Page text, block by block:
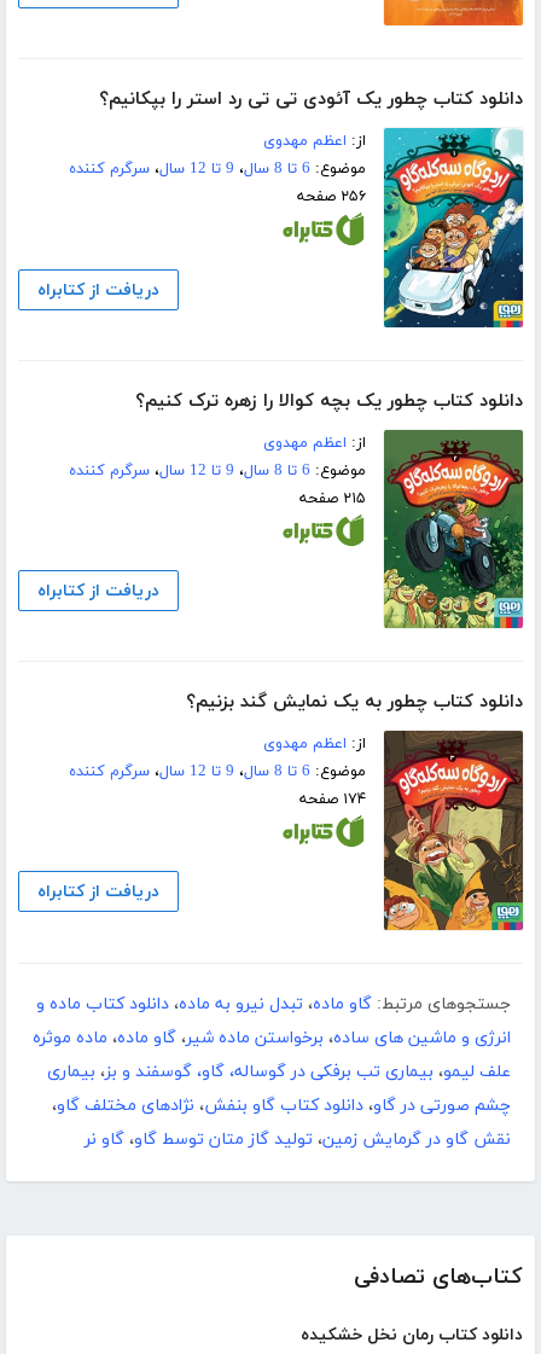
کتاب‌های تصادفی
دانلود کتاب رمان نخل خشکیده
دانلود کتاب چطور یک آئودی تی تی رد استر را بپکانیم؟
از: اعظم مهدوی
موضوع: 6 تا 8 سال ، 9 تا 12 سال ،سرگرم کننده
۲۵۶ صفحه
دریافت از کتابراه
دانلود کتاب چطور یک بچه‌ کوالا را زهره ترک کنیم؟
از: اعظم مهدوی
موضوع: 6 تا 8 سال ، 9 تا 12 سال ،سرگرم کننده
۲۱۵ صفحه
دریافت از کتابراه
دانلود کتاب چطور به یک نمایش گند بزنیم؟
از: اعظم مهدوی
موضوع: 6 تا 8 سال ، 9 تا 12 سال ،سرگرم کننده
۱۷۴ صفحه
دریافت از کتابراه
جستجوهای مرتبط: گاو ماده، تبدل نیرو به ماده، دانلود کتاب ماده و
انرژی و ماشین های ساده، برخواستن ماده شیر، گاو ماده، ماده موثره
علف لیمو، بیماری تب برفکی در گوساله، گاو، گوسفند و بز، بیماری
چشم صورتی در گاو، دانلود کتاب گاو بنفش، نژادهای مختلف گاو،
نقش گاو در گرمایش زمین، تولید گاز متان توسط گاو، گاو نر